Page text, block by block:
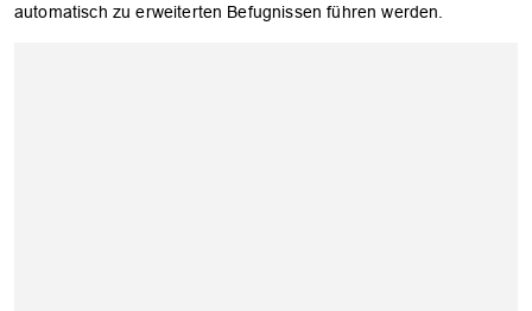
automatisch zu erweiterten Befugnissen führen werden.